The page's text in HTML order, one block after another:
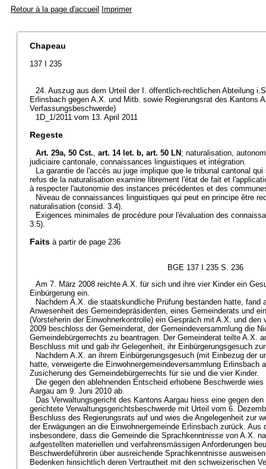
Retour à la page d'accueil Imprimer
Chapeau
137 I 235
24. Auszug aus dem Urteil der I. öffentlich-rechtlichen Abteilung
Erlinsbach gegen A.X. und Mitb. sowie Regierungsrat des Kantons
Verfassungsbeschwerde)
1D_1/2011 vom 13. April 2011
Regeste
Art. 29a, 50 Cst., art. 14 let. b, art. 50 LN ; naturalisation,
judiciaire cantonale, connaissances linguistiques et intégration.
La garantie de l'accès au juge implique que le tribunal cantonal
refus de la naturalisation examine librement l'état de fait et
à respecter l'autonomie des instances précédentes et des
Niveau de connaissances linguistiques qui peut en principe être
naturalisation (consid. 3.4).
Exigences minimales de procédure pour l'évaluation des
3.5).
Faits à partir de page 236
BGE 137 I 235 S. 236
Am 7. März 2008 reichte A.X. für sich und ihre vier Kinder ein
Einbürgerung ein.
Nachdem A.X. die staatskundliche Prüfung bestanden hatte, fand
Anwesenheit des Gemeindepräsidenten, eines Gemeinderats und
(Vorsteherin der Einwohnerkontrolle) ein Gespräch mit A.X. und
2009 beschloss der Gemeinderat, der Gemeindeversammlung die
Gemeindebürgerrechts zu beantragen. Der Gemeinderat teilte A.X.
Beschluss mit und gab ihr Gelegenheit, ihr Einbürgerungsgesuch
Nachdem A.X. an ihrem Einbürgerungsgesuch (mit Einbezug der
hatte, verweigerte die Einwohnergemeindeversammlung Erlinsbach
Zusicherung des Gemeindebürgerrechts für sie und die vier Kinder.
Die gegen den ablehnenden Entscheid erhobene Beschwerde
Aargau am 9. Juni 2010 ab.
Das Verwaltungsgericht des Kantons Aargau hiess eine gegen
gerichtete Verwaltungsgerichtsbeschwerde mit Urteil vom 6.
Beschluss des Regierungsrats auf und wies die Angelegenheit zur
der Erwägungen an die Einwohnergemeinde Erlinsbach zurück. Aus
insbesondere, dass die Gemeinde die Sprachkenntnisse von A.X.
aufgestellten materiellen und verfahrensmässigen Anforderungen
Beschwerdeführerin über ausreichende Sprachkenntnisse
Bedenken hinsichtlich deren Vertrautheit mit den schweizerischen